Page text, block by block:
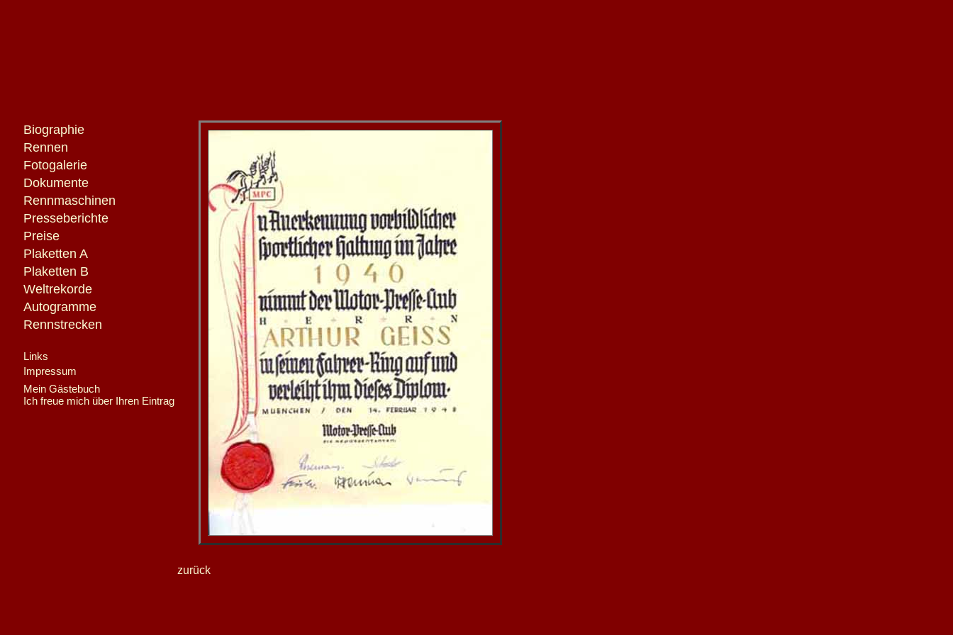
Biographie
Rennen
Fotogalerie
Dokumente
Rennmaschinen
Presseberichte
Preise
Plaketten A
Plaketten B
Weltrekorde
Autogramme
Rennstrecken
Links
Impressum
Mein Gästebuch
Ich freue mich über Ihren Eintrag
zurück